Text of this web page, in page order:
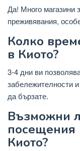
Да! Много магазини
преживявания,
Колко
в Киото?
3-4 дни ви
забележителности
да бързате.
Възможни
посещения
Киото?